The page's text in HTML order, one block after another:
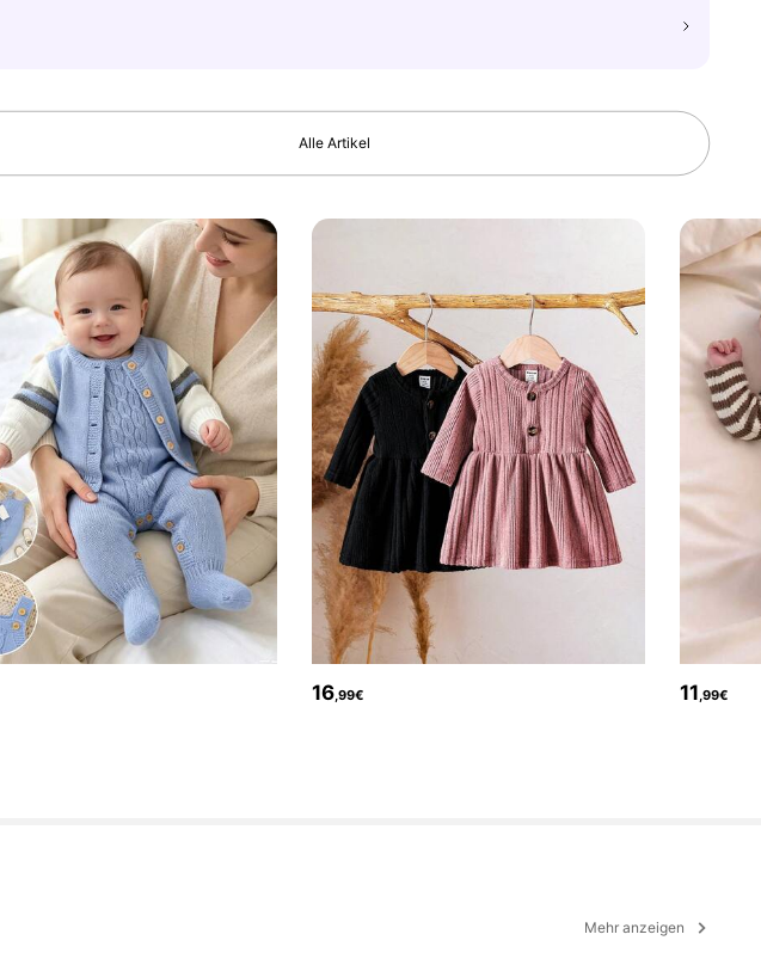
Alle Artikel
16,99€ 11,99€
Mehr anzeigen